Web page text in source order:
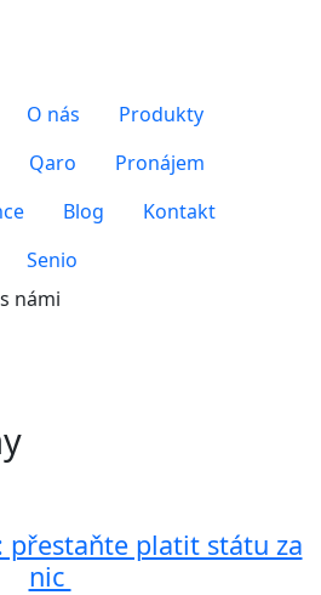
O nás
Produkty
Qaro
Pronájem
Blog
Kontakt
Senio
námi
přestaňte platit státu za
nic